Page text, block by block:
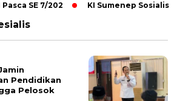
SE 7/202 KI Sumenep
Pendidikan
Pelosok